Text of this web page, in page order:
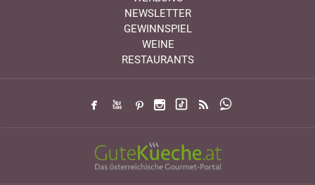
NEWSLETTER
GEWINNSPIEL
WEINE
RESTAURANTS